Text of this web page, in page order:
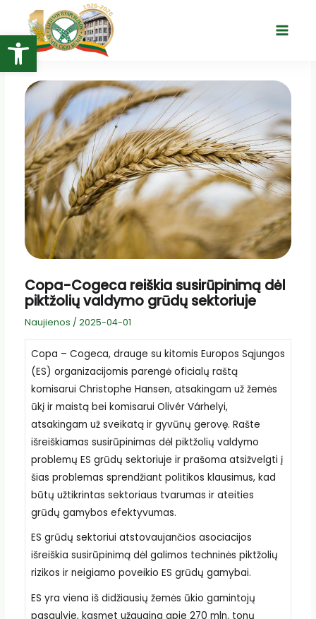
Open toolbar
turinio
Main
Copa-Cogeca reiškia susirūpinimą dėl
piktžolių valdymo grūdų sektoriuje
Naujienos / 2025-04-01
Copa – Cogeca, drauge su kitomis Europos Sąjungos
(ES) organizacijomis parengė oficialų raštą
komisarui Christophe Hansen, atsakingam už žemės
ūkį ir maistą bei komisarui Olivér Várhelyi,
atsakingam už sveikatą ir gyvūnų gerovę. Rašte
išreiškiamas susirūpinimas dėl piktžolių valdymo
problemų ES grūdų sektoriuje ir prašoma atsižvelgti į
šias problemas sprendžiant politikos klausimus, kad
būtų užtikrintas sektoriaus tvarumas ir ateities
grūdų gamybos efektyvumas.
ES grūdų sektoriui atstovaujančios asociacijos
išreiškia susirūpinimą dėl galimos techninės piktžolių
rizikos ir neigiamo poveikio ES grūdų gamybai.
ES yra viena iš didžiausių žemės ūkio gamintojų
pasaulyje, kasmet užaugina apie 270 mln. tonų